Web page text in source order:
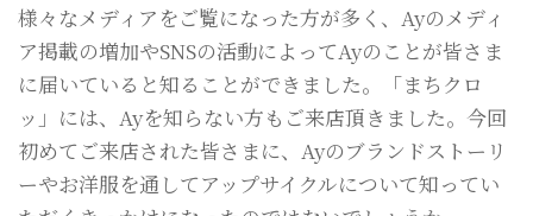
様々なメディアをご覧になった方が多く、Ayのメディ
ア掲載の増加やSNSの活動によってAyのことが皆さま
に届いていると知ることができました。「まちクロ
ッ」には、Ayを知らない方もご来店頂きました。今回
初めてご来店された皆さまに、Ayのブランドストーリ
ーやお洋服を通してアップサイクルについて知ってい